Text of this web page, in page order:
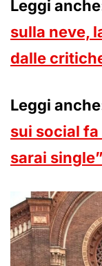
Leggi
sulla neve,
dalle
Leggi
sui social
sarai single”